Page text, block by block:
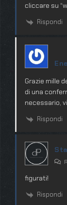
cliccare su
Rispondi
Grazie mille
di una
necessario,
Rispondi
figurati!
Rispondi